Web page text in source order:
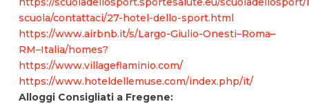
scuola/contattaci/27-hotel-dello-sport.html
https://www.airbnb.it/s/Largo-Giulio-Onesti–Roma–
RM–Italia/homes?
https://www.villageflaminio.com/
https://www.hoteldellemuse.com/index.php/it/
Alloggi Consigliati a Fregene: